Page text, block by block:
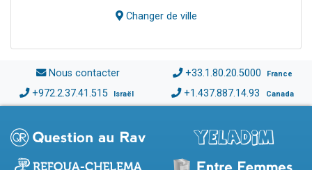
Changer de ville
Nous contacter +33.1.80.20.5000 France
+972.2.37.41.515 Israël +1.437.887.14.93 Canada